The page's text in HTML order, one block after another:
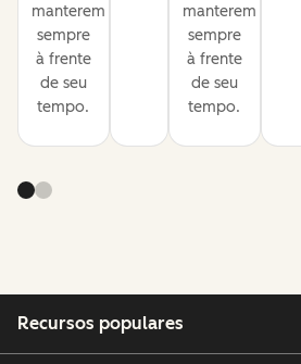
manterem
sempre
à frente
de seu
tempo.
manterem
sempre
à frente
de seu
tempo.
Recursos populares